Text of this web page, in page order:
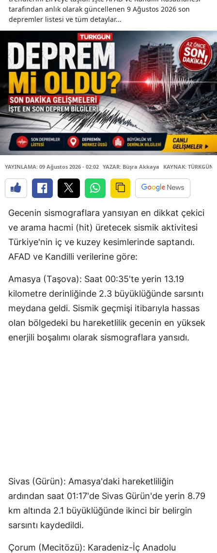
tarafından anlık olarak güncellenen 9 Ağustos 2026 son
depremler listesi ve tüm detaylar...
YAYINLAMA: 09 Ağustos 2026 - 02:02 YAZAR: Büşra Akkaya KAYNAK: TÜRKGÜN
Gecenin sismograflara yansıyan en dikkat çekici
ve arama hacmi (hit) üretecek sismik aktivitesi
Türkiye'nin iç ve kuzey kesimlerinde saptandı.
AFAD ve Kandilli verilerine göre:
Amasya (Taşova): Saat 00:35'te yerin 13.19
kilometre derinliğinde 2.3 büyüklüğünde sarsıntı
meydana geldi. Sismik geçmişi itibarıyla hassas
olan bölgedeki bu hareketlilik gecenin en yüksek
enerjili boşalımı olarak sismograflara yansıdı.
Sivas (Gürün): Amasya'daki hareketliliğin
ardından saat 01:17'de Sivas Gürün'de yerin 8.79
km altında 2.1 büyüklüğünde ikinci bir belirgin
sarsıntı kaydedildi.
Çorum (Mecitözü): Karadeniz-İç Anadolu